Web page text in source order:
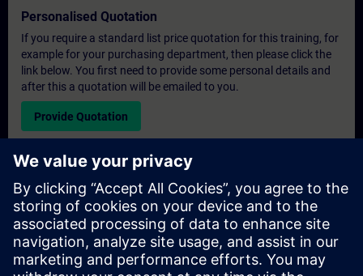
Personalised Quotation
If you require a standard list price quotation for this training, for
example for your purchasing department, then please click the
link below. You first need to provide some personal details and
after this a quotation will be emailed to you.
Provide Quotation
Exclusive Training Enquiry
Please complete the enquiry form below if you require a
quotation for an exclusive training course either on-site, virtually
or at our SITRAIN training centre. This type of request would be
suitable for larger groups ( 6 and above). After providing your
contact details and your training requirements, you will receive a